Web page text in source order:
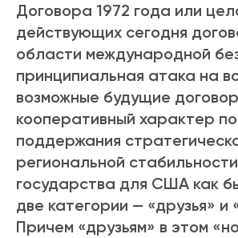
Договора 1972 года или
действующих сегодня
области международной
принципиальная атака на
возможные будущие
кооперативный характер
поддержания
региональной
государства для США как
две категории — «друзья» и
Причем «друзьям» в этом